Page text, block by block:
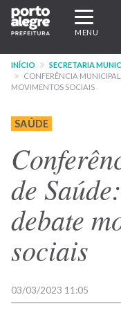
Pular
para
conteúdo
principal
MENU
INÍCIO
SECRETARIA
CONFERÊNCIA MUNICIPAL
MOVIMENTOS SOCIAIS
SAÚDE
de
debate
sociais
03/03/2023 11:05